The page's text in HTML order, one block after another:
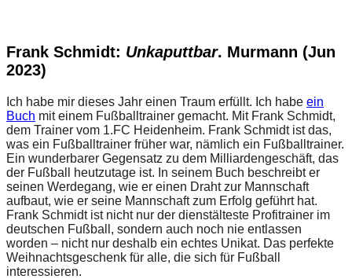
Frank Schmidt: Unkaputtbar. Murmann (Jun
2023)
Ich habe mir dieses Jahr einen Traum erfüllt. Ich habe ein
Buch mit einem Fußballtrainer gemacht. Mit Frank Schmidt,
dem Trainer vom 1.FC Heidenheim. Frank Schmidt ist das,
was ein Fußballtrainer früher war, nämlich ein Fußballtrainer.
Ein wunderbarer Gegensatz zu dem Milliardengeschäft, das
der Fußball heutzutage ist. In seinem Buch beschreibt er
seinen Werdegang, wie er einen Draht zur Mannschaft
aufbaut, wie er seine Mannschaft zum Erfolg geführt hat.
Frank Schmidt ist nicht nur der dienstälteste Profitrainer im
deutschen Fußball, sondern auch noch nie entlassen
worden – nicht nur deshalb ein echtes Unikat. Das perfekte
Weihnachtsgeschenk für alle, die sich für Fußball
interessieren.